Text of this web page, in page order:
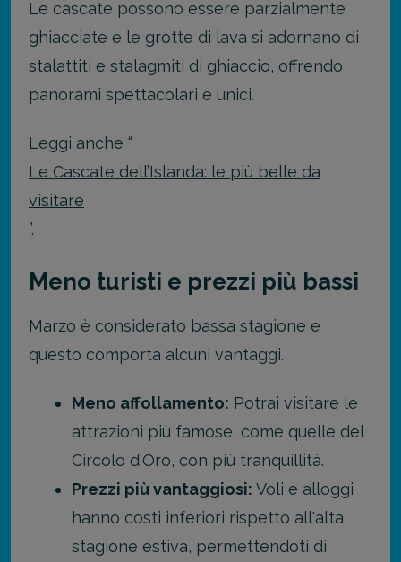
Le cascate possono essere parzialmente
ghiacciate e le grotte di lava si adornano di
stalattiti e stalagmiti di ghiaccio, offrendo
panorami spettacolari e unici.
Leggi anche “
Le Cascate dell’Islanda: le più belle da
visitare
”.
Meno turisti e prezzi più bassi
Marzo è considerato bassa stagione e
questo comporta alcuni vantaggi.
Meno affollamento: Potrai visitare le
attrazioni più famose, come quelle del
Circolo d'Oro, con più tranquillità.
Prezzi più vantaggiosi: Voli e alloggi
hanno costi inferiori rispetto all'alta
stagione estiva, permettendoti di